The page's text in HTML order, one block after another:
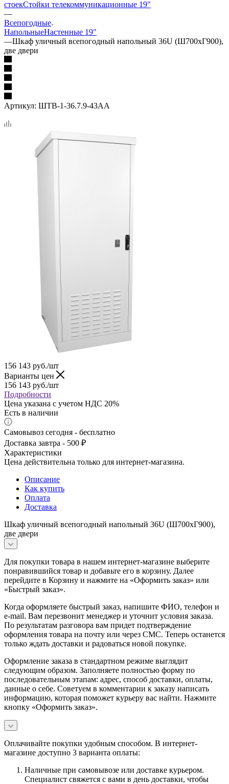
стоекСтойки телекоммуникационные 19"
—
Всепогодные
НапольныеНастенные 19"
—Шкаф уличный всепогодный напольный 36U (Ш700хГ900),
две двери
Артикул: ШТВ-1-36.7.9-43АА
156 143 руб./шт
Варианты цен
156 143 руб./шт
Подробности
Цена указана с учетом НДС 20%
Есть в наличии
Самовывоз сегодня - бесплатно
Доставка завтра - 500 ₽
Характеристики
Цена действительна только для интернет-магазина.
Описание
Как купить
Оплата
Доставка
Шкаф уличный всепогодный напольный 36U (Ш700хГ900),
две двери
Для покупки товара в нашем интернет-магазине выберите
понравившийся товар и добавьте его в корзину. Далее
перейдите в Корзину и нажмите на «Оформить заказ» или
«Быстрый заказ».
Когда оформляете быстрый заказ, напишите ФИО, телефон и
e-mail. Вам перезвонит менеджер и уточнит условия заказа.
По результатам разговора вам придет подтверждение
оформления товара на почту или через СМС. Теперь останется
только ждать доставки и радоваться новой покупке.
Оформление заказа в стандартном режиме выглядит
следующим образом. Заполняете полностью форму по
последовательным этапам: адрес, способ доставки, оплаты,
данные о себе. Советуем в комментарии к заказу написать
информацию, которая поможет курьеру вас найти. Нажмите
кнопку «Оформить заказ».
Оплачивайте покупки удобным способом. В интернет-
магазине доступно 3 варианта оплаты:
Наличные при самовывозе или доставке курьером.
Специалист свяжется с вами в день доставки, чтобы